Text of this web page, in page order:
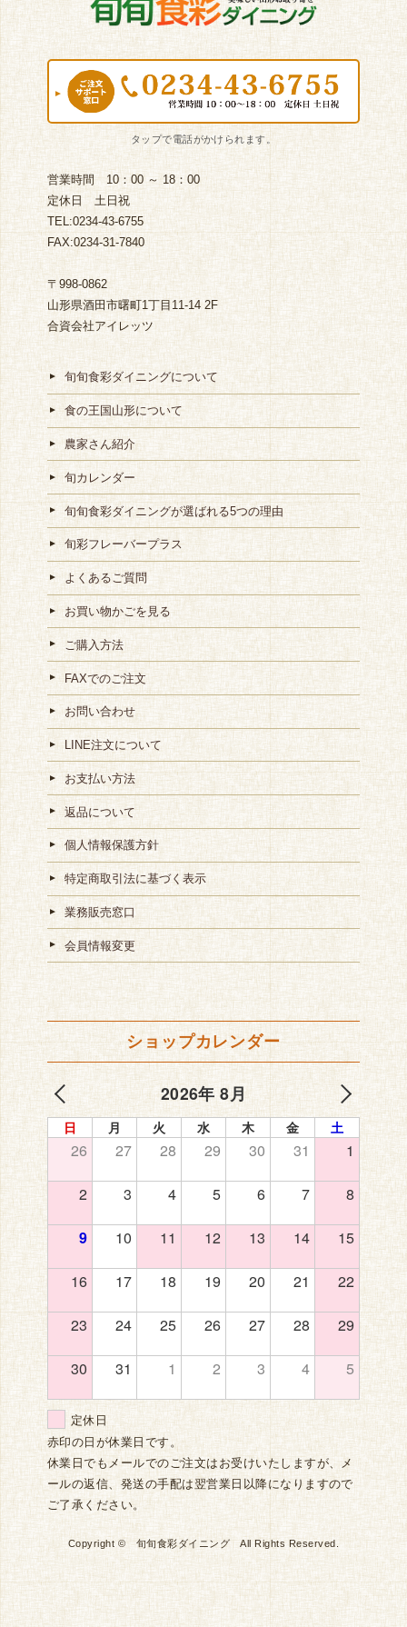
営業時間 10：00 ～ 18：00
定休日 土日祝
TEL:0234-43-6755
FAX:0234-31-7840
〒998-0862
山形県酒田市曙町1丁目11-14 2F
合資会社アイレッツ
旬旬食彩ダイニングについて
食の王国山形について
農家さん紹介
旬カレンダー
旬旬食彩ダイニングが選ばれる5つの理由
旬彩フレーバープラス
よくあるご質問
お買い物かごを見る
ご購入方法
FAXでのご注文
お問い合わせ
LINE注文について
お支払い方法
返品について
個人情報保護方針
特定商取引法に基づく表示
業務販売窓口
会員情報変更
ショップカレンダー
2026年 8月
日 月 火 水 木 金 土
26 27 28 29 30 31 1
2 3 4 5 6 7 8
9 10 11 12 13 14 15
16 17 18 19 20 21 22
23 24 25 26 27 28 29
30 31 1 2 3 4 5
定休日
赤印の日が休業日です。
休業日でもメールでのご注文はお受けいたしますが、メ
ールの返信、発送の手配は翌営業日以降になりますので
ご了承ください。
Copyright © 旬旬食彩ダイニング All Rights Reserved.